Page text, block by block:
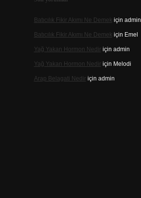
Batıcılık Fikir Akımı Ne Demek için admin
Batıcılık Fikir Akımı Ne Demek için Emel
Yağ Yakan Hormon Nediriçin admin
Yağ Yakan Hormon Nediriçin Melodi
Arap Belagati Nediriçin admin